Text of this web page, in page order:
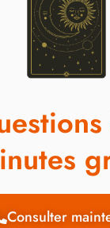
Consulter